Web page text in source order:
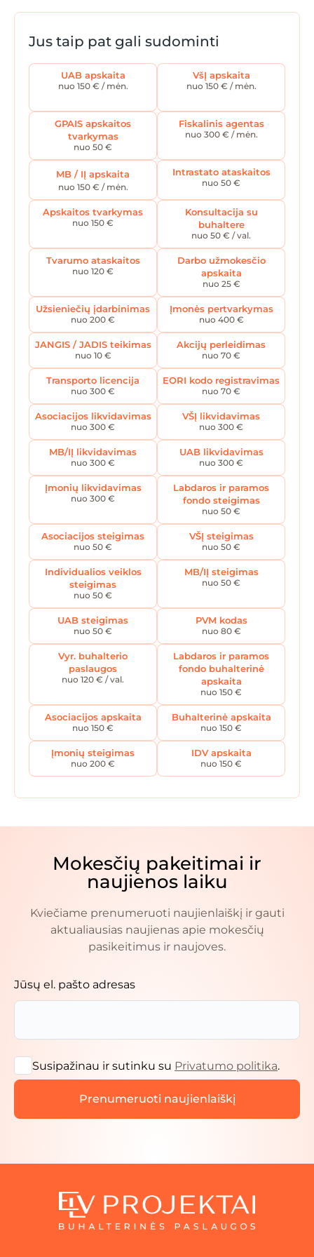
Jus taip pat gali sudominti
UAB apskaita
nuo 150 € / mėn.
VšĮ apskaita
nuo 150 € / mėn.
GPAIS apskaitos
tvarkymas
nuo 50 €
Fiskalinis agentas
nuo 300 € / mėn.
MB / IĮ apskaita
nuo 150 € / mėn.
Intrastato ataskaitos
nuo 50 €
Apskaitos tvarkymas
nuo 150 €
Konsultacija su
buhaltere
nuo 50 € / val.
Tvarumo ataskaitos
nuo 120 €
Darbo užmokesčio
apskaita
nuo 25 €
Užsieniečių įdarbinimas
nuo 200 €
Įmonės pertvarkymas
nuo 400 €
JANGIS / JADIS teikimas
nuo 10 €
Akcijų perleidimas
nuo 70 €
Transporto licencija
nuo 300 €
EORI kodo registravimas
nuo 70 €
Asociacijos likvidavimas
nuo 300 €
VŠĮ likvidavimas
nuo 300 €
MB/IĮ likvidavimas
nuo 300 €
UAB likvidavimas
nuo 300 €
Įmonių likvidavimas
nuo 300 €
Labdaros ir paramos
fondo steigimas
nuo 50 €
Asociacijos steigimas
nuo 50 €
VŠĮ steigimas
nuo 50 €
Individualios veiklos
steigimas
nuo 50 €
MB/IĮ steigimas
nuo 50 €
UAB steigimas
nuo 50 €
PVM kodas
nuo 80 €
Vyr. buhalterio
paslaugos
nuo 120 € / val.
Labdaros ir paramos
fondo buhalterinė
apskaita
nuo 150 €
Asociacijos apskaita
nuo 150 €
Buhalterinė apskaita
nuo 150 €
Įmonių steigimas
nuo 200 €
IDV apskaita
nuo 150 €
Mokesčių pakeitimai ir
naujienos laiku
Kviečiame prenumeruoti naujienlaiškį ir gauti
aktualiausias naujienas apie mokesčių
pasikeitimus ir naujoves.
Jūsų el. pašto adresas
Susipažinau ir sutinku su Privatumo politika.